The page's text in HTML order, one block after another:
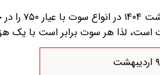
به گزارش گروه